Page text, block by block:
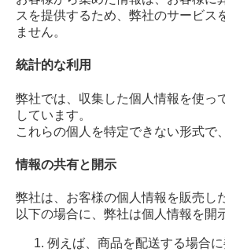
スを提供するため、弊社のサービス
ません。
統計的な利用
弊社では、収集した個人情報を使っ
しています。
これらの個人を特定できない形式で
情報の共有と開示
弊社は、お客様の個人情報を販売し
以下の場合に、弊社は個人情報を開
例えば、商品を配送する場合